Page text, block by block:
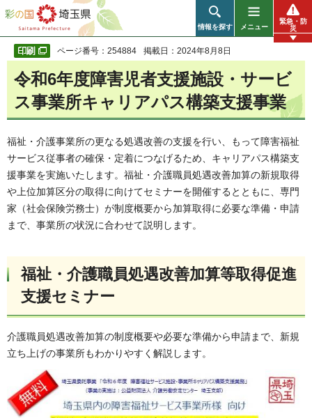
彩の国 埼玉県
情報を探す メニュー
緊急・防
災
ページ番号：254884 掲載日：2024年8月8日
令和6年度障害児者支援施設・サービ
ス事業所キャリアパス構築支援事業
福祉・介護事業所の更なる処遇改善の支援を行い、もって障害福祉
サービス従事者の確保・定着につなげるため、キャリアパス構築支
援事業を実施いたします。福祉・介護職員処遇改善加算の新規取得
や上位加算区分の取得に向けてセミナーを開催するとともに、専門
家（社会保険労務士）が制度概要から加算取得に必要な準備・申請
まで、事業所の状況に合わせて説明します。
福祉・介護職員処遇改善加算等取得促進
支援セミナー
介護職員処遇改善加算の制度概要や必要な準備から申請まで、新規
立ち上げの事業所もわかりやすく解説します。